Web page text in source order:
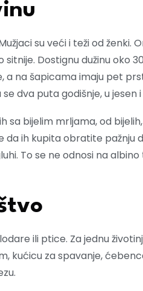
su veći i teži od ženki.
Dostignu dužinu oko
a na šapicama imaju pet
dva puta godišnje, u jesen
sa bijelim mrljama, od
ih kupita obratite pažnju
To se ne odnosi na
ili ptice. Za jednu
kućicu za spavanje,